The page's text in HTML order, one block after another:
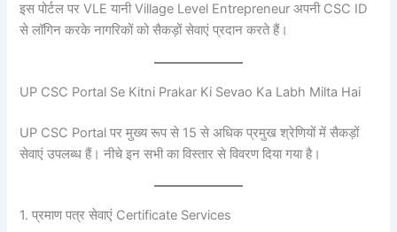
इस पोर्टल पर VLE यानी Village Level Entrepreneur अपनी CSC ID
से लॉगिन करके नागरिकों को सैकड़ों सेवाएं प्रदान करते हैं।
UP CSC Portal Se Kitni Prakar Ki Sevao Ka Labh Milta Hai
UP CSC Portal पर मुख्य रूप से 15 से अधिक प्रमुख श्रेणियों में सैकड़ों
सेवाएं उपलब्ध हैं। नीचे इन सभी का विस्तार से विवरण दिया गया है।
1. प्रमाण पत्र सेवाएं Certificate Services